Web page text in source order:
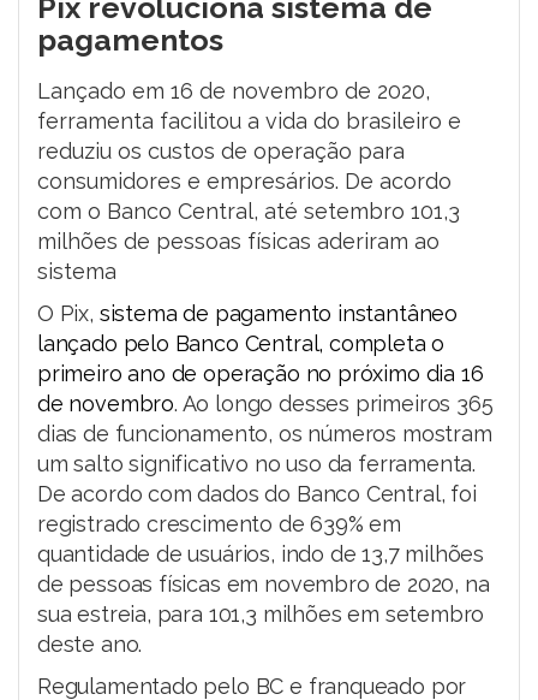
Pix revoluciona sistema de
pagamentos
Lançado em 16 de novembro de 2020,
ferramenta facilitou a vida do brasileiro e
reduziu os custos de operação para
consumidores e empresários. De acordo
com o Banco Central, até setembro 101,3
milhões de pessoas físicas aderiram ao
sistema
O Pix, sistema de pagamento instantâneo
lançado pelo Banco Central, completa o
primeiro ano de operação no próximo dia 16
de novembro. Ao longo desses primeiros 365
dias de funcionamento, os números mostram
um salto significativo no uso da ferramenta.
De acordo com dados do Banco Central, foi
registrado crescimento de 639% em
quantidade de usuários, indo de 13,7 milhões
de pessoas físicas em novembro de 2020, na
sua estreia, para 101,3 milhões em setembro
deste ano.
Regulamentado pelo BC e franqueado por